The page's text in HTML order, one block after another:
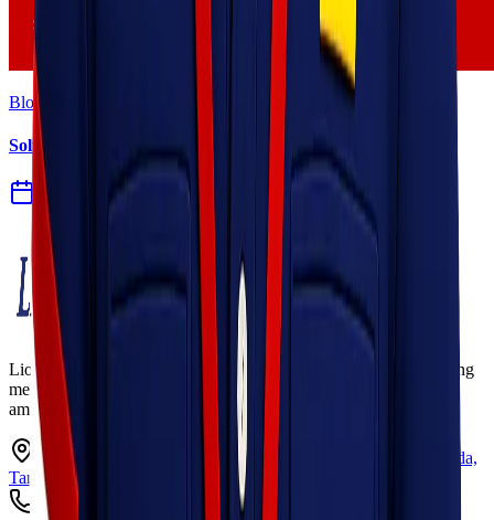
Blog
Solusi Logistik untuk Perusahaan Manufaktur
27 Jul 2026
Lionel Express adalah perusahaan jasa pengiriman terpercaya yang
melayani pengiriman barang ke seluruh Indonesia dengan cepat,
aman, dan harga kompetitif.
Ruko Garden Square Blok G No. 11-12 Jurumudi baru, Benda,
Tangerang, Banten 15124
+62 813 8838 8182